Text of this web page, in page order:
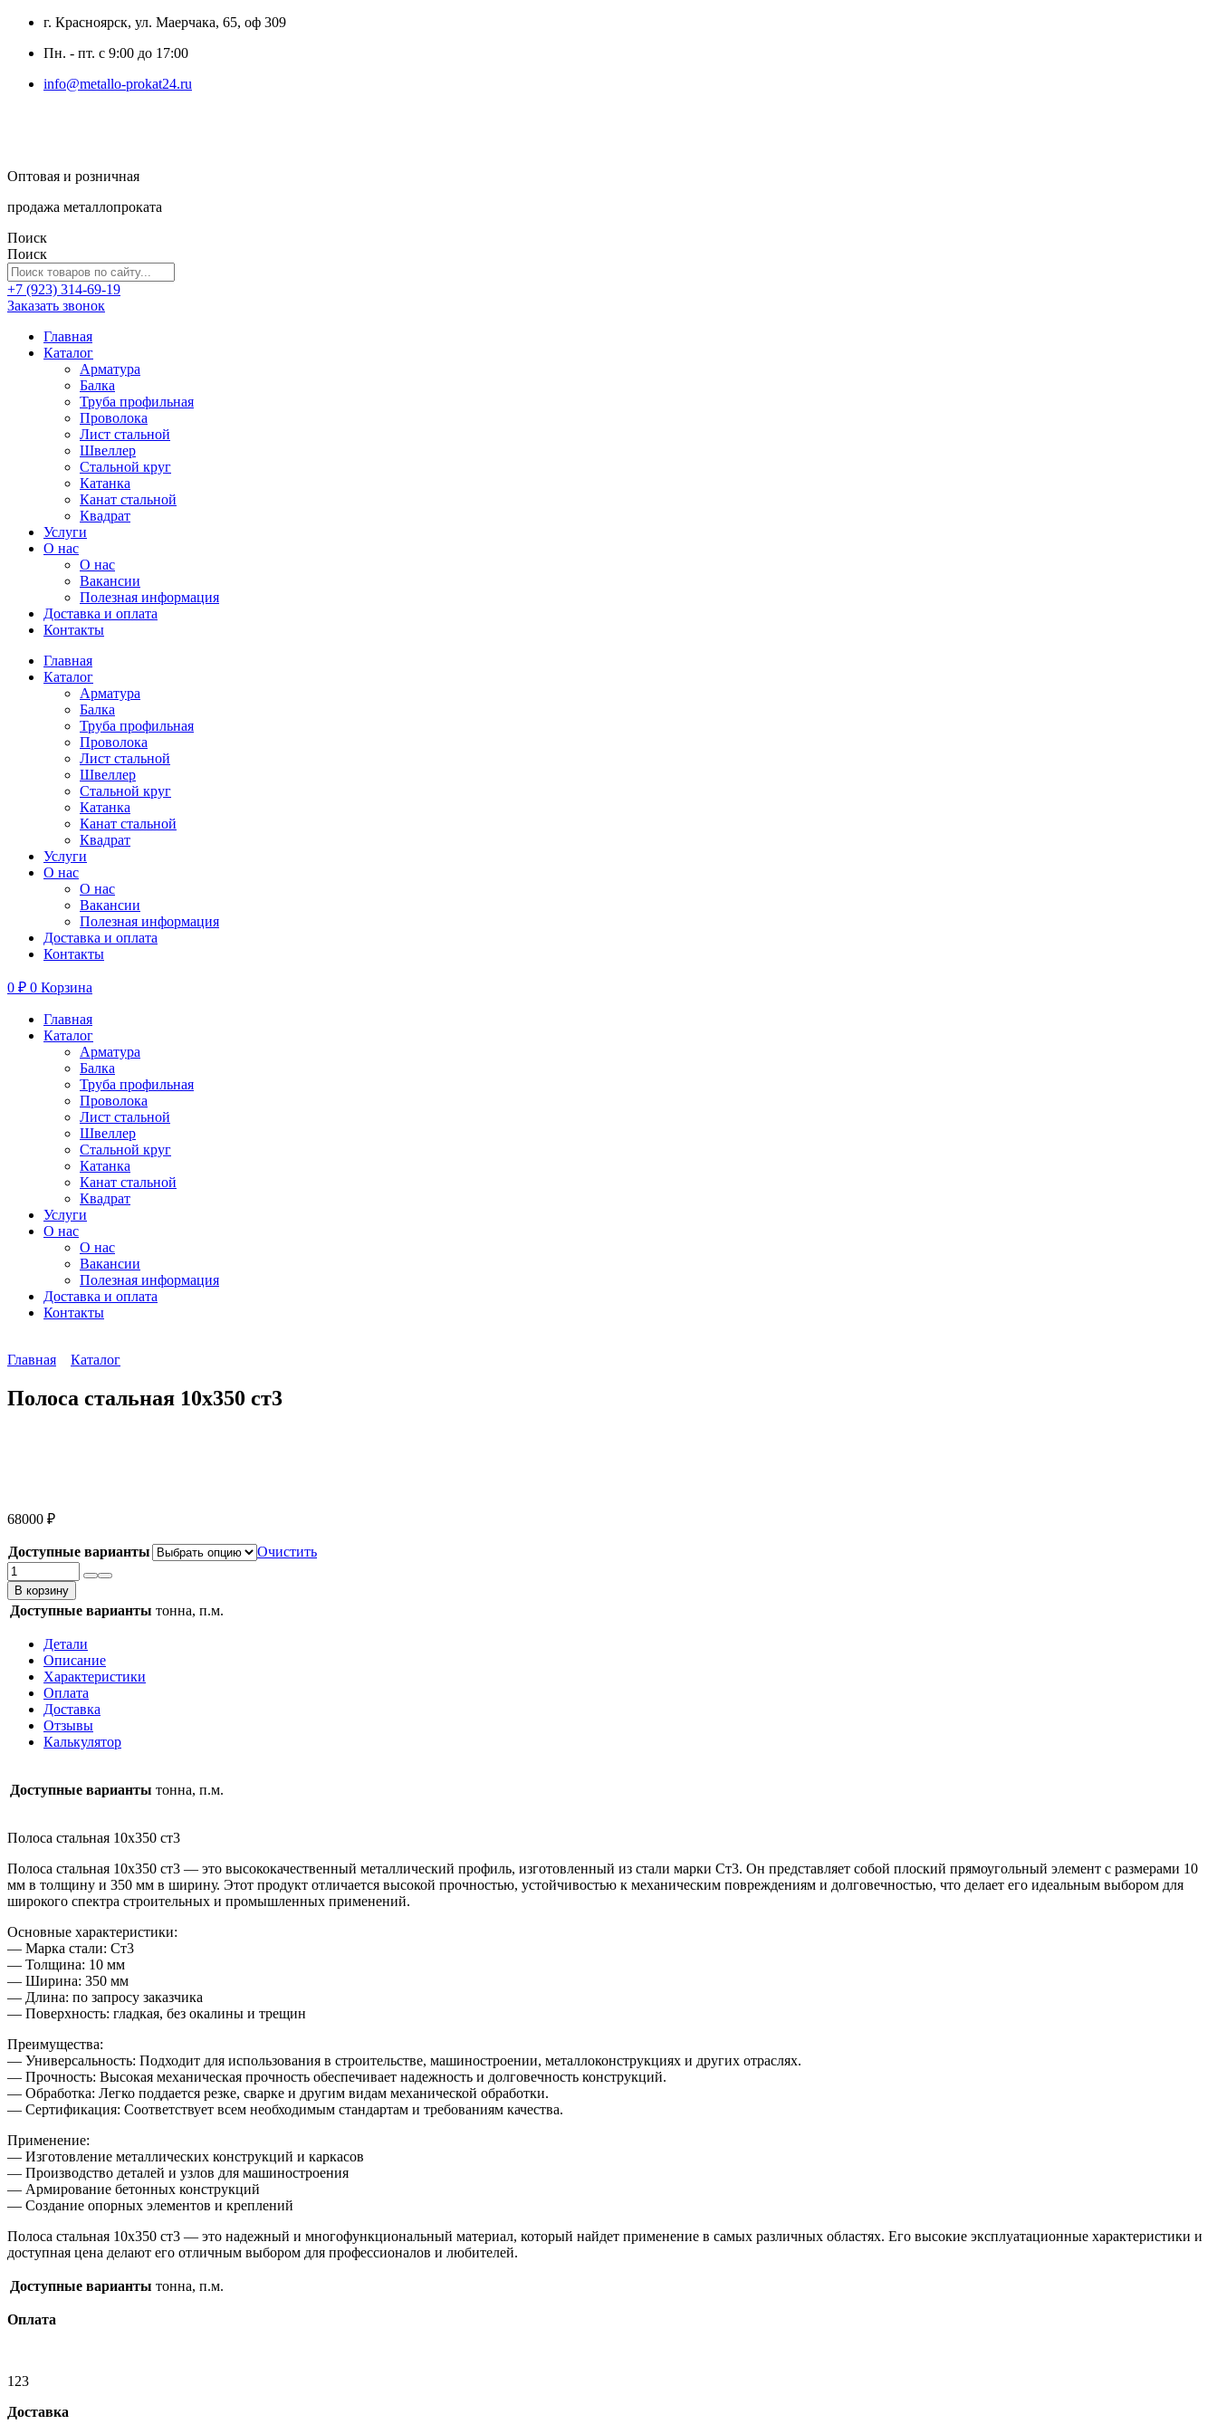
г. Красноярск, ул. Маерчака, 65, оф 309
Пн. - пт. с 9:00 до 17:00
info@metallo-prokat24.ru
Оптовая и розничная
продажа металлопроката
Поиск
Поиск
+7 (923) 314-69-19
Заказать звонок
Главная
Каталог
Арматура
Балка
Труба профильная
Проволока
Лист стальной
Швеллер
Стальной круг
Катанка
Канат стальной
Квадрат
Услуги
О нас
О нас
Вакансии
Полезная информация
Доставка и оплата
Контакты
Главная
Каталог
Арматура
Балка
Труба профильная
Проволока
Лист стальной
Швеллер
Стальной круг
Катанка
Канат стальной
Квадрат
Услуги
О нас
О нас
Вакансии
Полезная информация
Доставка и оплата
Контакты
0 ₽ 0 Корзина
Главная
Каталог
Арматура
Балка
Труба профильная
Проволока
Лист стальной
Швеллер
Стальной круг
Катанка
Канат стальной
Квадрат
Услуги
О нас
О нас
Вакансии
Полезная информация
Доставка и оплата
Контакты
Главная Каталог
Полоса стальная 10х350 ст3
68000 ₽
Доступные варианты
Очистить
Количество
товара
Полоса
стальная
В корзину
Доступные варианты тонна, п.м.
Детали
Описание
Характеристики
Оплата
Доставка
Отзывы
Калькулятор
Доступные варианты тонна, п.м.
Полоса стальная 10х350 ст3
Полоса стальная 10х350 ст3 — это высококачественный металлический профиль, изготовленный из стали марки Ст3. Он представляет собой плоский прямоугольный элемент с размерами 10
мм в толщину и 350 мм в ширину. Этот продукт отличается высокой прочностью, устойчивостью к механическим повреждениям и долговечностью, что делает его идеальным выбором для
широкого спектра строительных и промышленных применений.
Основные характеристики:
— Марка стали: Ст3
— Толщина: 10 мм
— Ширина: 350 мм
— Длина: по запросу заказчика
— Поверхность: гладкая, без окалины и трещин
Преимущества:
— Универсальность: Подходит для использования в строительстве, машиностроении, металлоконструкциях и других отраслях.
— Прочность: Высокая механическая прочность обеспечивает надежность и долговечность конструкций.
— Обработка: Легко поддается резке, сварке и другим видам механической обработки.
— Сертификация: Соответствует всем необходимым стандартам и требованиям качества.
Применение:
— Изготовление металлических конструкций и каркасов
— Производство деталей и узлов для машиностроения
— Армирование бетонных конструкций
— Создание опорных элементов и креплений
Полоса стальная 10х350 ст3 — это надежный и многофункциональный материал, который найдет применение в самых различных областях. Его высокие эксплуатационные характеристики и
доступная цена делают его отличным выбором для профессионалов и любителей.
Доступные варианты тонна, п.м.
Оплата
123
Доставка